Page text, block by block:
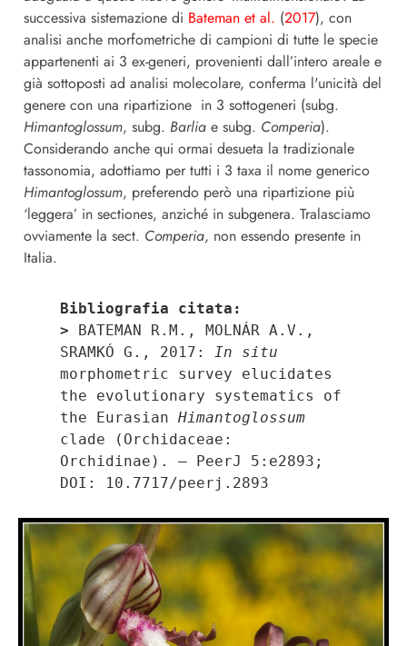
successiva sistemazione di Bateman et al. (2017), con
analisi anche morfometriche di campioni di tutte le specie
appartenenti ai 3 ex-generi, provenienti dall’intero areale e
già sottoposti ad analisi molecolare, conferma l'unicità del
genere con una ripartizione in 3 sottogeneri (subg.
Himantoglossum, subg. Barlia e subg. Comperia).
Considerando anche qui ormai desueta la tradizionale
tassonomia, adottiamo per tutti i 3 taxa il nome generico
Himantoglossum, preferendo però una ripartizione più
‘leggera’ in sectiones, anziché in subgenera. Tralasciamo
ovviamente la sect. Comperia, non essendo presente in
Italia.
Bibliografia citata:
> BATEMAN R.M., MOLNÁR A.V.,
SRAMKÓ G., 2017: In situ
morphometric survey elucidates
the evolutionary systematics of
the Eurasian Himantoglossum
clade (Orchidaceae:
Orchidinae). – PeerJ 5:e2893;
DOI: 10.7717/peerj.2893